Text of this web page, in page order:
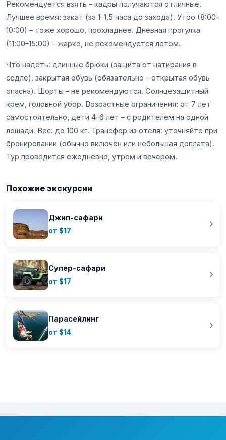
Рекомендуется взять – кадры получаются отличные.
Лучшее время: закат (за 1–1,5 часа до захода). Утро (8:00–
10:00) – тоже хорошо, прохладнее. Дневная прогулка
(11:00–15:00) – жарко, не рекомендуется летом.
Что надеть: длинные брюки (защита от натирания в
седле), закрытая обувь (обязательно – открытая обувь
опасна). Шорты – не рекомендуются. Солнцезащитный
крем, головной убор. Возрастные ограничения: от 7 лет
самостоятельно, дети 4–6 лет – с родителем на одной
лошади. Вес: до 100 кг. Трансфер из отеля: уточняйте при
бронировании (обычно включён или небольшая доплата).
Тур проводится ежедневно, утром и вечером.
Похожие экскурсии
Джип-сафари
от $17
Супер-сафари
от $17
Парасейлинг
от $14